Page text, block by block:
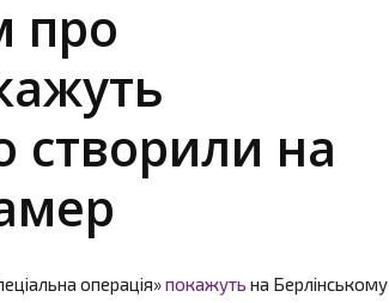
про
створили на
операція»покажуть на Берлінському